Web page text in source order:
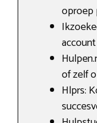
oproep
of zelf
Hlprs: